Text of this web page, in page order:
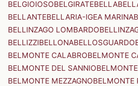
BELGIOIOSOBELGIRATEBELLA
BELLANTEBELLARIA-IGEA MARINA
BELLINZAGO LOMBARDO
BELLIZZIBELLONABELLOSGUARDO
BELMONTE CALABROBELMONTE
BELMONTE DEL SANNIO
BELMONTE MEZZAGNOBELMONTE